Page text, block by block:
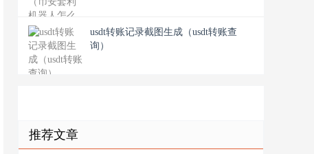
usdt转账记录截图生成（usdt转账查
询）
推荐文章